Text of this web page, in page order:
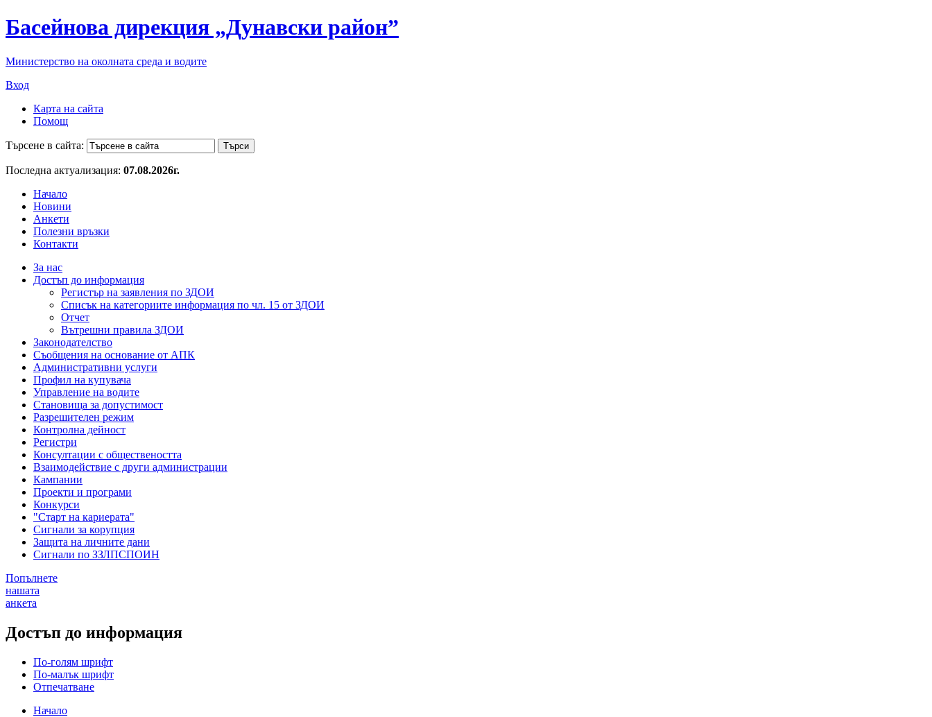
Басейнова дирекция „Дунавски район”
Министерство на околната среда и водите
Вход
Карта на сайта
Помощ
Търсене в сайта:
Последна актуализация: 07.08.2026г.
Начало
Новини
Анкети
Полезни връзки
Контакти
За нас
Достъп до информация
Регистър на заявления по ЗДОИ
Списък на категориите информация по чл. 15 от ЗДОИ
Отчет
Вътрешни правила ЗДОИ
Законодателство
Съобщения на основание от АПК
Административни услуги
Профил на купувача
Управление на водите
Становища за допустимост
Разрешителен режим
Контролна дейност
Регистри
Консултации с обществеността
Взаимодействие с други администрации
Кампании
Проекти и програми
Конкурси
"Старт на кариерата"
Сигнали за корупция
Защита на личните дани
Сигнали по ЗЗЛПСПОИН
Попълнете
нашата
анкета
Достъп до информация
По-голям шрифт
По-малък шрифт
Отпечатване
Начало